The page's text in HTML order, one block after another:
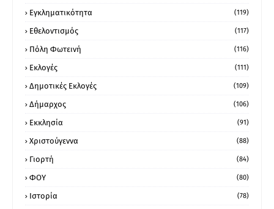
Εγκληματικότητα (119)
Εθελοντισμός (117)
Πόλη Φωτεινή (116)
Εκλογές (111)
Δημοτικές Εκλογές (109)
Δήμαρχος (106)
Εκκλησία (91)
Χριστούγεννα (88)
Γιορτή (84)
ΦΟΥ (80)
Ιστορία (78)